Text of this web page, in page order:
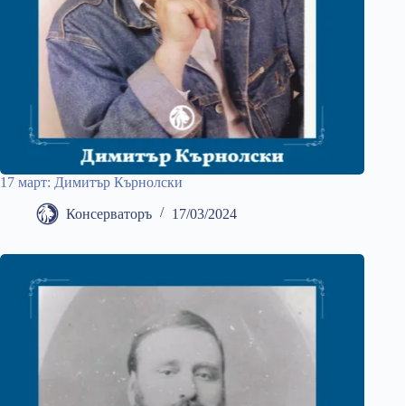
17 март: Димитър Кърнолски
Консерваторъ 17/03/2024